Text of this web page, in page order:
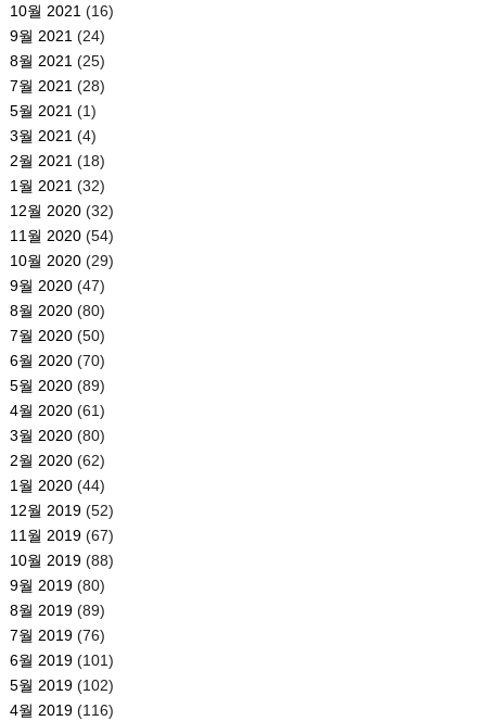
10월 2021 (16)
9월 2021 (24)
8월 2021 (25)
7월 2021 (28)
5월 2021 (1)
3월 2021 (4)
2월 2021 (18)
1월 2021 (32)
12월 2020(32)
11월 2020(54)
10월 2020(29)
9월 2020(47)
8월 2020(80)
7월 2020(50)
6월 2020(70)
5월 2020(89)
4월 2020(61)
3월 2020(80)
2월 2020(62)
1월 2020(44)
12월 2019(52)
11월 2019(67)
10월 2019(88)
9월 2019(80)
8월 2019(89)
7월 2019(76)
6월 2019(101)
5월 2019(102)
4월 2019(116)